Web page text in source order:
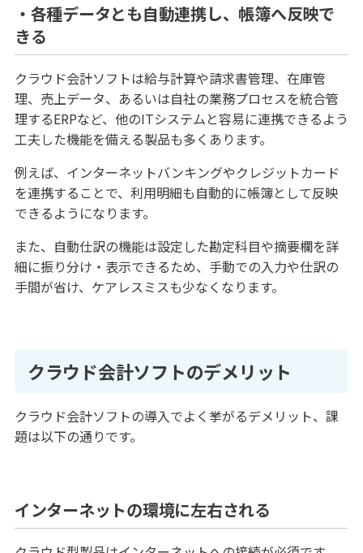
・各種データとも自動連携し、帳簿へ反映で
きる
クラウド会計ソフトは給与計算や請求書管理、在庫管
理、売上データ、あるいは自社の業務プロセスを統合管
理するERPなど、他のITシステムと容易に連携できるよう
工夫した機能を備える製品も多くあります。
例えば、インターネットバンキングやクレジットカード
を連携することで、利用明細も自動的に帳簿として反映
できるようになります。
また、自動仕訳の機能は設定した勘定科目や摘要欄を詳
細に振り分け・表示できるため、手動での入力や仕訳の
手間が省け、ケアレスミスも少なくなります。
クラウド会計ソフトのデメリット
クラウド会計ソフトの導入でよく挙がるデメリット、課
題は以下の通りです。
インターネットの環境に左右される